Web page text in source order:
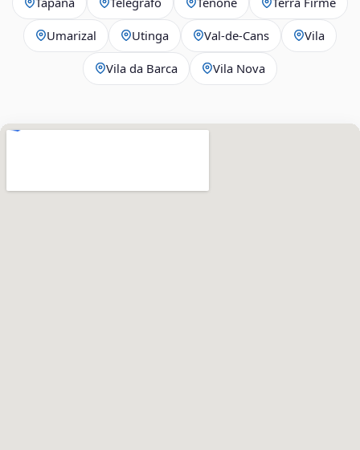
Umarizal Utinga Val-de-Cans Vila
Vila da Barca Vila Nova